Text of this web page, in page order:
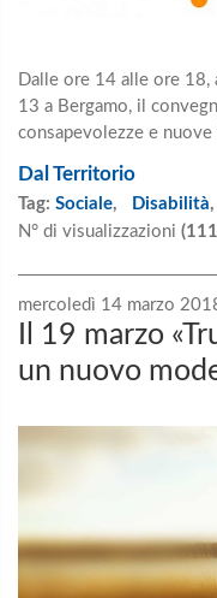
Dalle ore 14 alle ore 18,
13 a Bergamo, il
consapevolezze e nuove
Dal Territorio
Tag: Sociale, Disabilità
N° di visualizzazioni
mercoledì 14 marzo
Il 19 marzo
un nuovo